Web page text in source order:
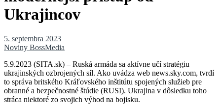
Ukrajincov
5. septembra 2023
Noviny BossMedia
5.9.2023 (SITA.sk) – Ruská armáda sa aktívne učí stratégiu
ukrajinských ozbrojených síl. Ako uvádza web news.sky.com, tvrdí
to správa britského Kráľovského inštitútu spojených služieb pre
obranné a bezpečnostné štúdie (RUSI). Ukrajina v dôsledku toho
stráca niektoré zo svojich výhod na bojisku.